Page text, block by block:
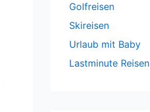
Golfreisen
Skireisen
Urlaub mit Baby
Lastminute Reisen